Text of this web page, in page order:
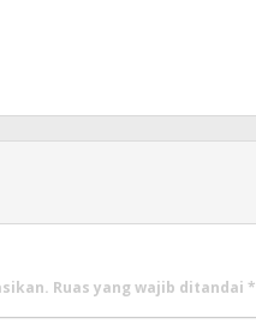
Ruas yang wajib ditandai *